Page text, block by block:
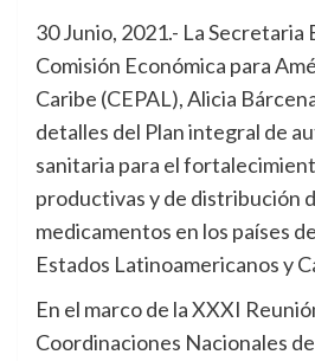
30 Junio, 2021.- La Secretaria
Comisión Económica para
Caribe (CEPAL), Alicia
detalles del Plan integral de
sanitaria para el
productivas y de distribución
medicamentos en los países
Estados Latinoamericanos y
En el marco de la XXXI
Coordinaciones Nacionales de